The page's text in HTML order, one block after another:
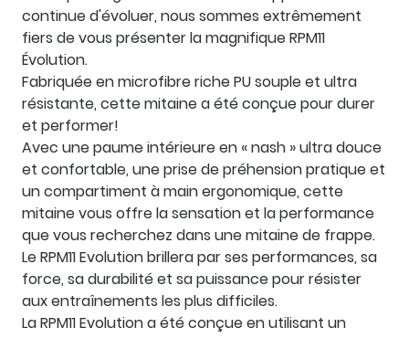
continue d'évoluer, nous sommes extrêmement
fiers de vous présenter la magnifique RPM11
Évolution.
Fabriquée en microfibre riche PU souple et ultra
résistante, cette mitaine a été conçue pour durer
et performer!
Avec une paume intérieure en « nash » ultra douce
et confortable, une prise de préhension pratique et
un compartiment à main ergonomique, cette
mitaine vous offre la sensation et la performance
que vous recherchez dans une mitaine de frappe.
Le RPM11 Evolution brillera par ses performances, sa
force, sa durabilité et sa puissance pour résister
aux entraînements les plus difficiles.
La RPM11 Evolution a été conçue en utilisant un